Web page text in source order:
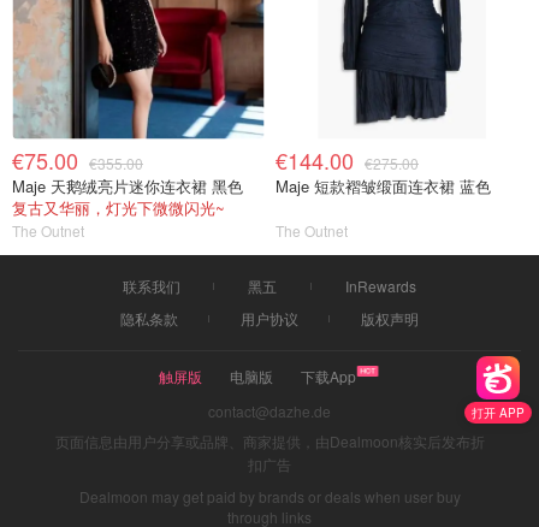
打开 APP
€75.00 €355.00
Maje 天鹅绒亮片迷你连衣裙 黑色
复古又华丽，灯光下微微闪光~
The Outnet
€144.00 €275.00
Maje 短款褶皱缎面连衣裙 蓝色
The Outnet
联系我们 黑五
InRewards
隐私条款
用户协议 版权声明
触屏版 电脑版
下载App
contact@dazhe.de
页面信息由用户分享或品牌、商家提供，由Dealmoon核实后发布折
扣广告
Dealmoon may get paid by brands or deals when user buy
through links